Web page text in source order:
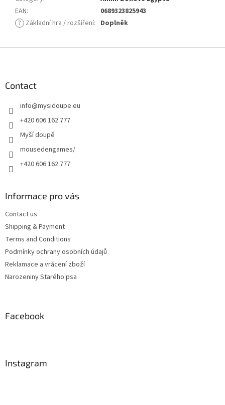
EAN:
0689323825943
? Základní hra / rozšíření: Doplněk
Contact
info@mysidoupe.eu
+420 606 162 777
Myší doupě
mousedengames/
+420 606 162 777
Informace pro vás
Contact us
Shipping & Payment
Terms and Conditions
Podmínky ochrany osobních údajů
Reklamace a vrácení zboží
Narozeniny Starého psa
Facebook
Instagram